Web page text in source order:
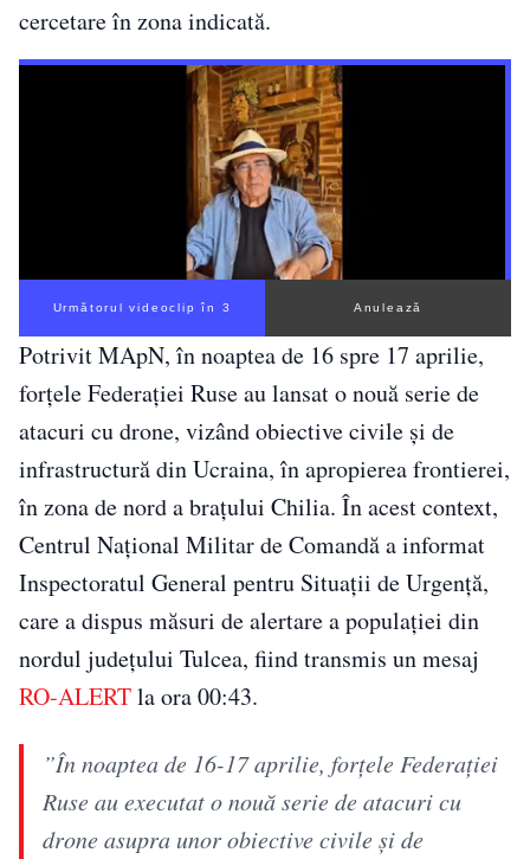
cercetare în zona indicată.
Următorul videoclip în 2 Anulează
Potrivit MApN, în noaptea de 16 spre 17 aprilie,
forțele Federației Ruse au lansat o nouă serie de
atacuri cu drone, vizând obiective civile și de
infrastructură din Ucraina, în apropierea frontierei,
în zona de nord a brațului Chilia. În acest context,
Centrul Național Militar de Comandă a informat
Inspectoratul General pentru Situații de Urgență,
care a dispus măsuri de alertare a populației din
nordul județului Tulcea, fiind transmis un mesaj
RO-ALERTla ora 00:43.
”În noaptea de 16-17 aprilie, forţele Federaţiei
Ruse au executat o nouă serie de atacuri cu
drone asupra unor obiective civile şi de